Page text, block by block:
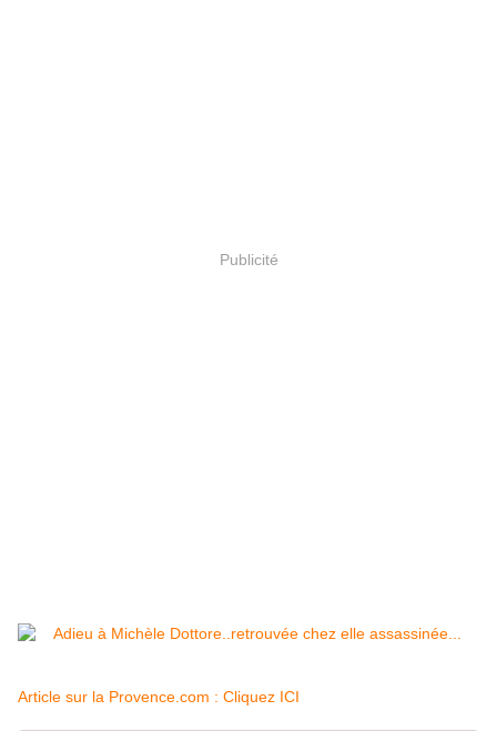
Publicité
Article sur la Provence.com : Cliquez ICI